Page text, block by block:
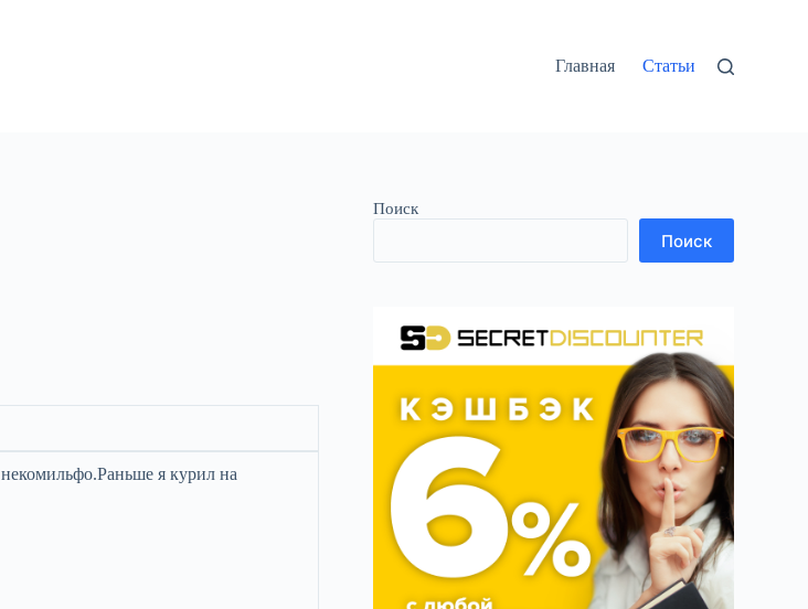
Главная Статьи
я курил на
Поиск
Поиск